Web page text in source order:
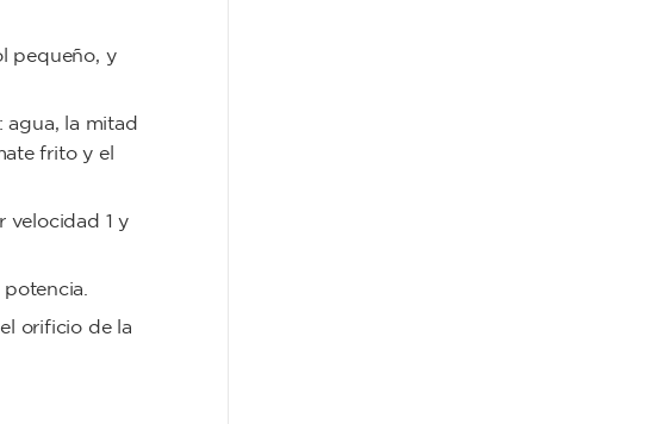
pequeño, y
agua, la mitad
frito y el
velocidad 1 y
orificio de la